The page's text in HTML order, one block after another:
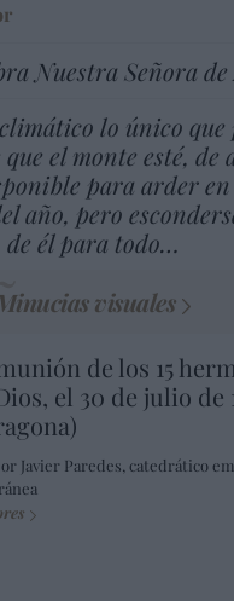
Nuestra Señora
lo único que
el monte esté, de
para arder en
año, pero
de él para todo…
visuales
de los 15
el 30 de julio de
Javier Paredes, catedrático